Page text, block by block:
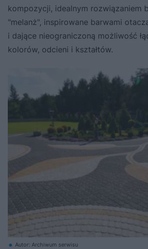
kompozycji, idealnym rozwiązaniem
"melanż", inspirowane barwami
i dające nieograniczoną możliwość
kolorów, odcieni i kształtów.
Autor: Archiwum serwisu